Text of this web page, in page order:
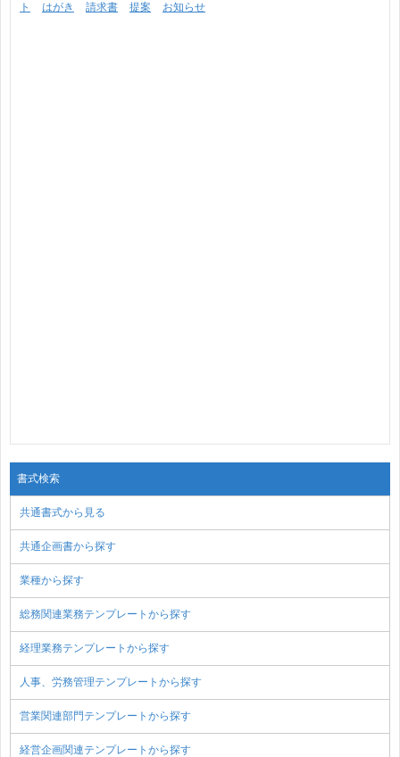
ト
はがき 請求書 提案 お知らせ
書式検索
共通書式から見る
共通企画書から探す
業種から探す
総務関連業務テンプレートから探す
経理業務テンプレートから探す
人事、労務管理テンプレートから探す
営業関連部門テンプレートから探す
経営企画関連テンプレートから探す